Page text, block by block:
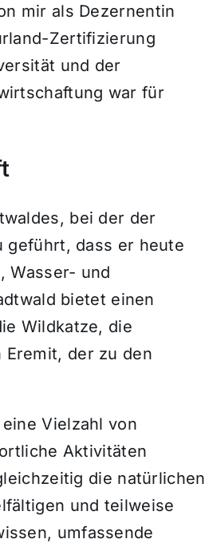
mir als Dezernentin
Zertifizierung
und der
war für
bei der der
geführt, dass er heute
Wasser- und
bietet einen
Wildkatze, die
Eremit, der zu den
Vielzahl von
Aktivitäten
die natürlichen
und teilweise
umfassende